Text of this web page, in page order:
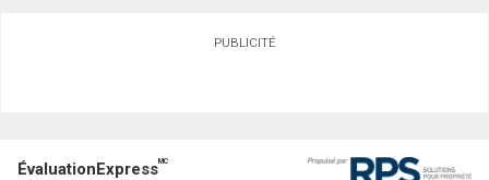
PUBLICITÉ
ÉvaluationExpressMC